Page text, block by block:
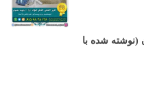
(نوشته شده با